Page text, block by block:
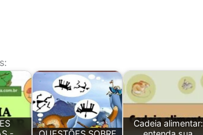
Cadeia alimentar: